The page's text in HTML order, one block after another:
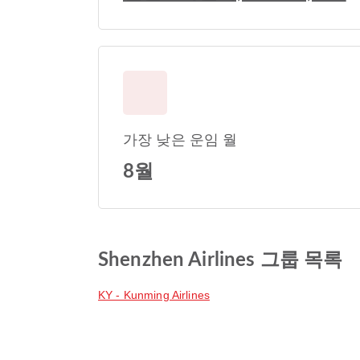
가장 낮은 운임 월
8월
Shenzhen Airlines 그룹 목록
KY - Kunming Airlines